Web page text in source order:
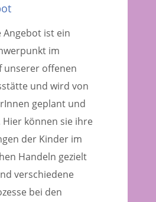
Angebot ist ein
im
unserer offenen
und wird von
geplant und
können sie ihre
der Kinder im
Handeln gezielt
verschiedene
bei den